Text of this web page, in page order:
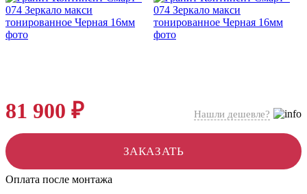
81 900 ₽ Нашли дешевле?
ЗАКАЗАТЬ
Оплата после монтажа